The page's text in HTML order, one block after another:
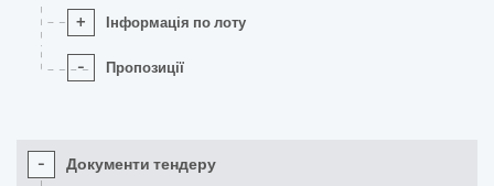
+ Інформація по лоту
- Пропозиції
- Документи тендеру